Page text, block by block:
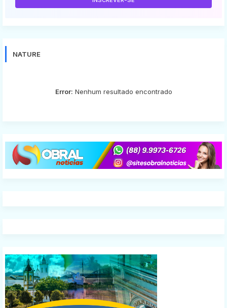
NATURE
Error: Nenhum resultado encontrado